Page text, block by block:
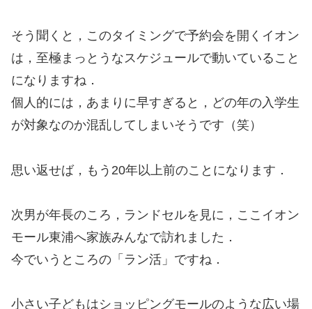
そう聞くと，このタイミングで予約会を開くイオン
は，至極まっとうなスケジュールで動いていること
になりますね．
個人的には，あまりに早すぎると，どの年の入学生
が対象なのか混乱してしまいそうです（笑）
思い返せば，もう20年以上前のことになります．
次男が年長のころ，ランドセルを見に，ここイオン
モール東浦へ家族みんなで訪れました．
今でいうところの「ラン活」ですね．
小さい子どもはショッピングモールのような広い場